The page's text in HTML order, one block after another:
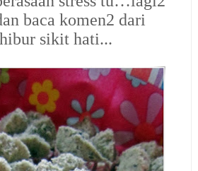
baca komen2 dari
sikit hati...